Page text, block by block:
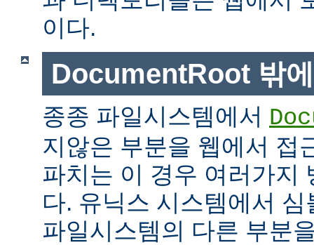
이다.
DocumentRoot 밖
종종 파일시스템에서
지않은 부분을 웹에서 접
파치는 이 경우 여러가지
다. 유닉스 시스템에서
파일시스템의 다른 부분